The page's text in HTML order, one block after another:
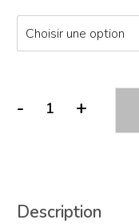
- +
Description